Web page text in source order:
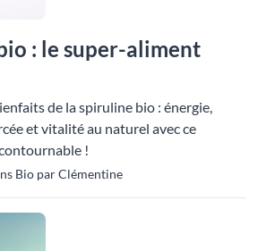
: le super-aliment
de la spiruline bio : énergie,
et vitalité au naturel avec ce
!
Bio par Clémentine